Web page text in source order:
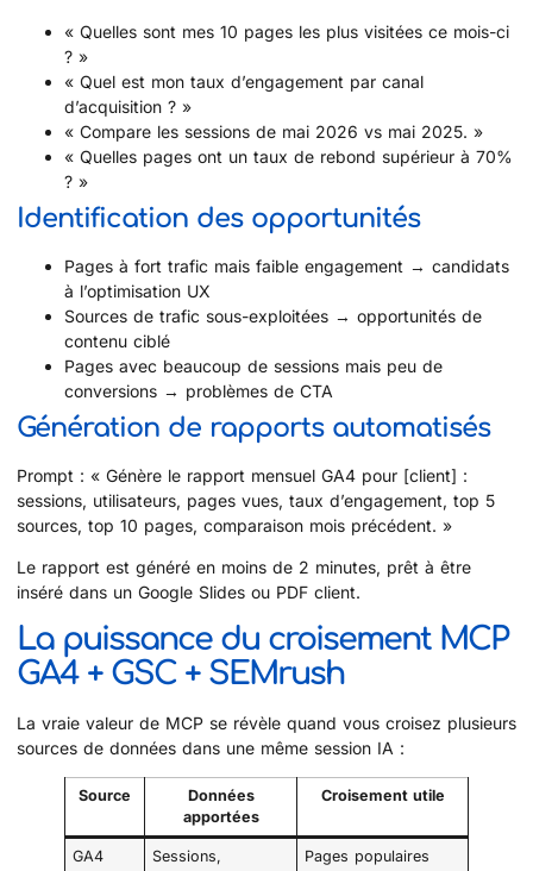
« Quelles sont mes 10 pages les plus visitées ce mois-ci
? »
« Quel est mon taux d’engagement par canal
d’acquisition ? »
« Compare les sessions de mai 2026 vs mai 2025. »
« Quelles pages ont un taux de rebond supérieur à 70%
? »
Identification des opportunités
Pages à fort trafic mais faible engagement → candidats
à l’optimisation UX
Sources de trafic sous-exploitées → opportunités de
contenu ciblé
Pages avec beaucoup de sessions mais peu de
conversions → problèmes de CTA
Génération de rapports automatisés
Prompt : « Génère le rapport mensuel GA4 pour [client] :
sessions, utilisateurs, pages vues, taux d’engagement, top 5
sources, top 10 pages, comparaison mois précédent. »
Le rapport est généré en moins de 2 minutes, prêt à être
inséré dans un Google Slides ou PDF client.
La puissance du croisement MCP
GA4 + GSC + SEMrush
La vraie valeur de MCP se révèle quand vous croisez plusieurs
sources de données dans une même session IA :
Source
Données
apportées
Croisement utile
GA4
Sessions,
Pages populaires